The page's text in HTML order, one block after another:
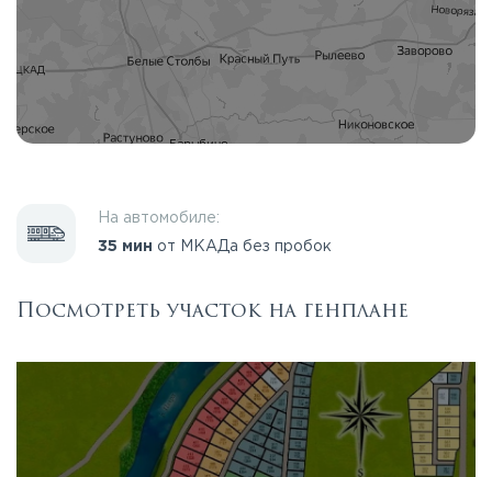
На автомобиле:
35 мин от МКАДа без пробок
Посмотреть участок на генплане